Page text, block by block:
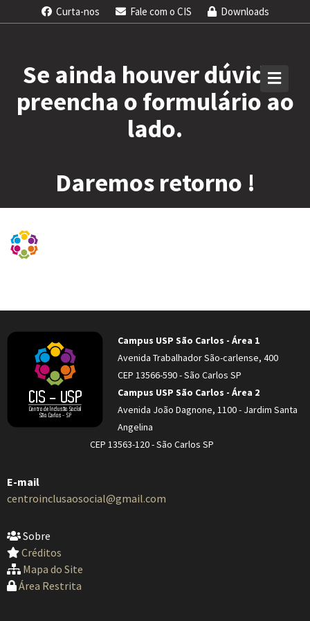
to
Curta-nos Fale com o CIS Downloads
Se ainda houver dúvida,
preencha o formulário ao
lado.
Daremos retorno !
Campus USP São Carlos - Área 1
Avenida Trabalhador São-carlense, 400
CEP 13566-590 - São Carlos SP
Campus USP São Carlos - Área 2
Avenida João Dagnone, 1100 - Jardim Santa
Angelina
CEP 13563-120 - São Carlos SP
E-mail
centroinclusaosocial@gmail.com
Sobre
Créditos
Mapa do Site
Área Restrita